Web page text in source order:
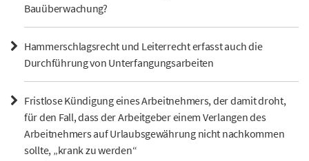
Bauüberwachung?
Hammerschlagsrecht und Leiterrecht erfasst auch die
Durchführung von Unterfangungsarbeiten
Fristlose Kündigung eines Arbeitnehmers, der damit droht,
für den Fall, dass der Arbeitgeber einem Verlangen des
Arbeitnehmers auf Urlaubsgewährung nicht nachkommen
sollte, „krank zu werden“